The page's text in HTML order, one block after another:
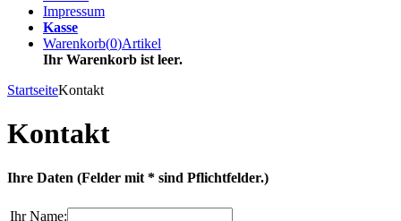
Impressum
Kasse
Warenkorb(0)Artikel
Ihr Warenkorb ist leer.
StartseiteKontakt
Kontakt
Ihre Daten (Felder mit * sind Pflichtfelder.)
Ihr Name: